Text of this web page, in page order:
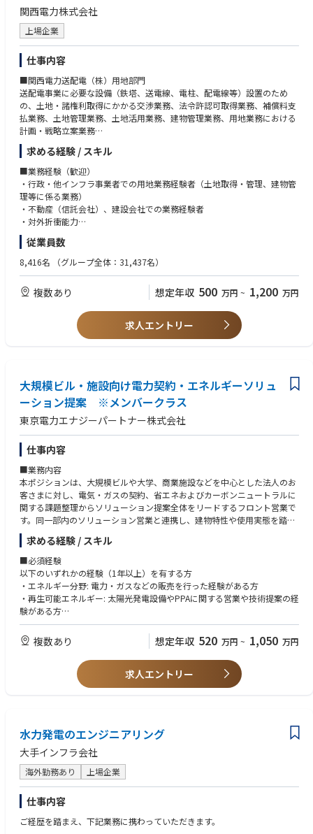
だからこそ、その解決力と専門力をお客様のために役立てたい。ユーザー
の視点を活かした提案で、お客様のプラントを支えるパートナーとなりた
い。私たちは、お客様にとっての最適とは何かを考えるエンジニアリング
会社です。
1.石油タンク建設または保全工事の施工管理経験
2.高さ10m以上の仮設足場組立解体の施工経験、または施工管理経験
関西電力株式会社
上場企業
仕事内容
■関西電力送配電（株）用地部門
送配電事業に必要な設備（鉄塔、送電線、電柱、配電線等）設置のため
の、土地・諸権利取得にかかる交渉業務、法令許認可取得業務、補償料支
払業務、土地管理業務、土地活用業務、建物管理業務、用地業務における
計画・戦略立案業務
■関西電力（株）総務室（用地部門）
オフィスビルの新規賃借など事業全般に必要となる土地・建物の取得等に
かかる交渉業務、不動産活用業務、土地・建物管理業務、全社不動産に関
する計画・戦略立案業務
■関西電力（株）再生可能エネルギー事業本部（用地部門）
ための、土地・水利権等諸権利取得にかかる交渉業務、法令許認可取得業
務、補償料支払業務、土地管理業務、土地活用業務、建物管理業務
求める経験 / スキル
■業務経験（歓迎）
・行政・他インフラ事業者での用地業務経験者（土地取得・管理、建物管
理等に係る業務）
・不動産（信託会社）、建設会社での業務経験者
・対外折衝能力
・不動産取引に関する専門知識
■資格（歓迎）
従業員数
8,416名 （グループ全体：31,437名）
複数あり 想定年収 500 万円 ~ 1,200 万円
求人エントリー
大規模ビル・施設向け電力契約・エネルギーソリュ
ーション提案 ※メンバークラス
東京電力エナジーパートナー株式会社
仕事内容
■業務内容
本ポジションは、大規模ビルや大学、商業施設などを中心とした法人のお
客さまに対し、電気・ガスの契約、省エネおよびカーボンニュートラルに
関する課題整理からソリューション提案全体をリードするフロント営業で
す。同一部内のソリューション営業と連携し、建物特性や使用実態を踏ま
えたエネルギー提案を行います。
・法人のお客さまのフロントとして、電気・ガス契約の提案・契約締結を
担当
・お客さまの建物用途や運用状況を踏まえた省エネやカーボンニュートラ
ルに関する電力使用実態の整理、ソリューション提案の検討
・お客さま視点で提案内容をまとめ、社内関係部署との調整をリード
構築を行います
既存業務を引き継ぎつつ、法人顧客への電力契約提案やソリューション提
案を担当します。
・上記提案における使用量や契約形態を踏まえた電力プランの整理・提案
・上記提案における市場動向を踏まえた提案資料や見積条件の作成
・省エネやカーボンニュートラルに関するソリューション提案
また、案件内容に応じて、調達、契約管理、システム、企画などの関連部
署と連携し、提案が円滑に進むよう合意形成を図ります。
■部署の雰囲気
求める経験 / スキル
■必須経験
以下のいずれかの経験（1年以上）を有する方
・エネルギー分野: 電力・ガスなどの販売を行った経験がある方
・再生可能エネルギー: 太陽光発電設備やPPAに関する営業や技術提案の経
験がある方
・省エネルギー技術: 省力・省人・節水に関する技術検討や提案の経験が
ある方
・コンサルティング: 省エネルギー、電気設備、カーボンニュートラルに
関するコンサルティングの経験がある方
複数あり 想定年収 520 万円 ~ 1,050 万円
求人エントリー
水力発電のエンジニアリング
大手インフラ会社
海外勤務あり 上場企業
仕事内容
ご経歴を踏まえ、下記業務に携わっていただきます。